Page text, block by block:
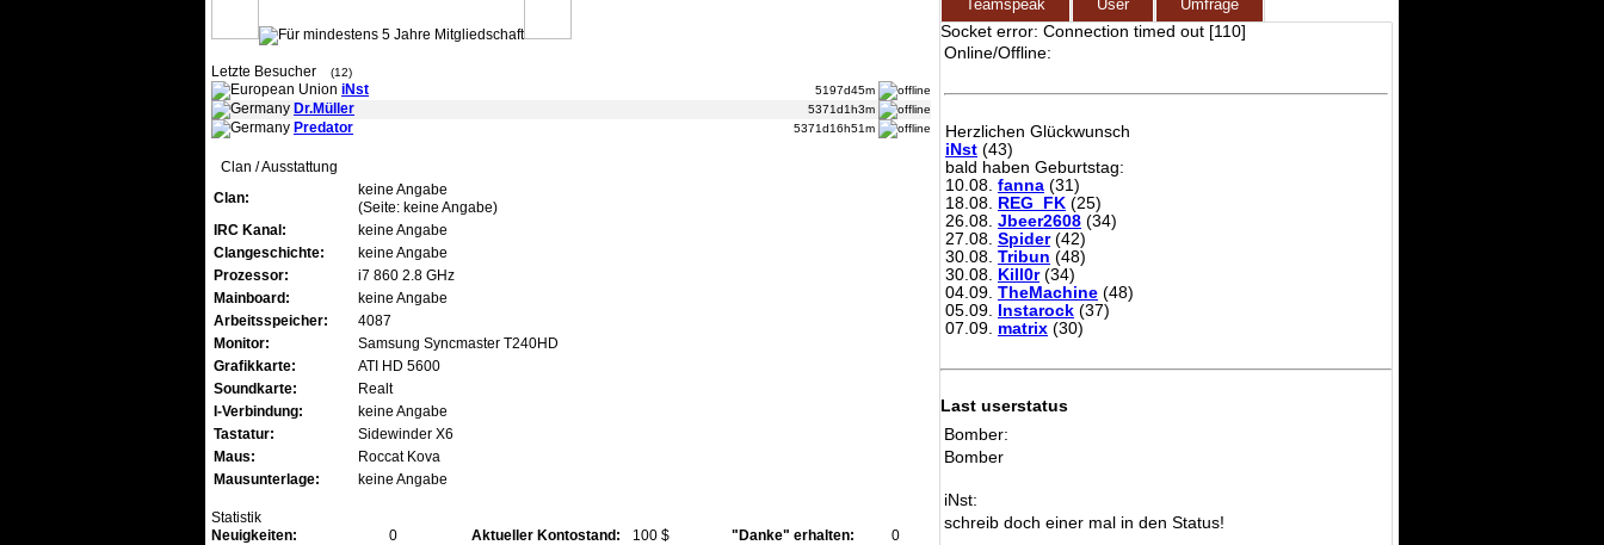
Letzte Besucher (12)
iNst 5197d45m
Dr.Müller 5371d1h3m
Predator 5371d16h51m
Clan / Ausstattung
Clan:
keine Angabe
(Seite: keine Angabe)
IRC Kanal:
keine Angabe
Clangeschichte:
keine Angabe
Prozessor:
i7 860 2.8 GHz
Mainboard:
keine Angabe
Arbeitsspeicher:
4087
Monitor:
Samsung Syncmaster T240HD
Grafikkarte:
ATI HD 5600
Soundkarte:
Realt
I-Verbindung:
keine Angabe
Tastatur:
Sidewinder X6
Maus:
Roccat Kova
Mausunterlage:
keine Angabe
Statistik
Neuigkeiten:
0 Aktueller Kontostand: 100 $ "Danke" erhalten:
0
Teamspeak User Umfrage
Socket error: Connection timed out [110]
Online/Offline:
Herzlichen Glückwunsch
iNst (43)
bald haben Geburtstag:
10.08. fanna (31)
18.08. REG_FK (25)
26.08. Jbeer2608 (34)
27.08. Spider(42)
30.08. Tribun (48)
30.08. Kill0r(34)
04.09. TheMachine (48)
05.09. Instarock (37)
07.09. matrix (30)
Last userstatus
Bomber:
Bomber
iNst:
schreib doch einer mal in den Status!